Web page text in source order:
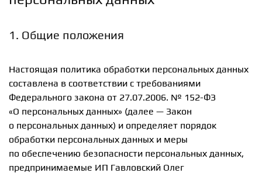
1. Общие положения
Настоящая политика обработки персональных данных
составлена в соответствии с требованиями
Федерального закона от 27.07.2006. № 152-ФЗ
«О персональных данных» (далее — Закон
о персональных данных) и определяет порядок
обработки персональных данных и меры
по обеспечению безопасности персональных данных,
предпринимаемые ИП Гавловский Олег